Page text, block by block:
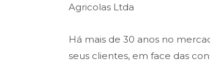
Agricolas Ltda
Há mais de 30 anos no
seus clientes, em face das